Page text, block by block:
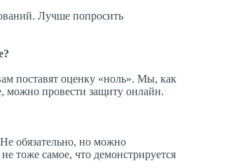
Лучше попросить
поставят оценку «ноль». Мы, как
можно провести защиту онлайн.
обязательно, но можно
тоже самое, что демонстрируется